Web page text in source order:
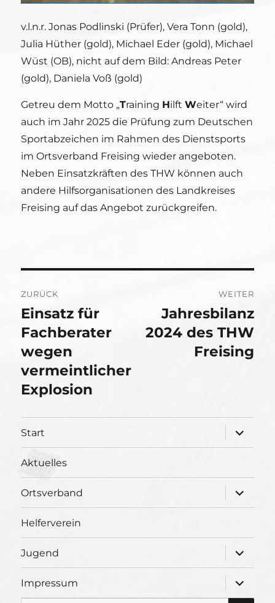
v.l.n.r. Jonas Podlinski (Prüfer), Vera Tonn (gold),
Julia Hüther (gold), Michael Eder (gold), Michael
Wüst (OB), nicht auf dem Bild: Andreas Peter
(gold), Daniela Voß (gold)
Getreu dem Motto „Training HilftWeiter“ wird
auch im Jahr 2025 die Prüfung zum Deutschen
Sportabzeichen im Rahmen des Dienstsports
im Ortsverband Freising wieder angeboten.
Neben Einsatzkräften des THW können auch
andere Hilfsorganisationen des Landkreises
Freising auf das Angebot zurückgreifen.
ZURÜCK
Vorheriger
Beitrag:
Einsatz für
Fachberater
wegen
vermeintlicher
Explosion
WEITER
Nächster
Beitrag:
Jahresbilanz
2024 des THW
Freising
Start
öffnen
Aktuelles
Ortsverband
öffnen
Helferverein
Jugend
öffnen
Impressum
öffnen